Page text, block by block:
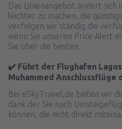
Das Linienangebot ändert sich
leichter zu machen, die
verfolgen wir ständig die
wenn Sie unseren Price Alert
Sie über die besten.
✔️ Führt der Flughafen
Muhammed Anschlussflüge
Bei eSkyTravel.de bieten wir
dank der Sie nach
können, die nicht direkt